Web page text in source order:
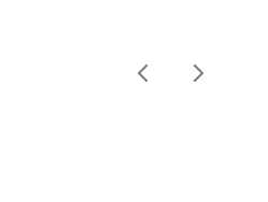
desmancha na boca. Não